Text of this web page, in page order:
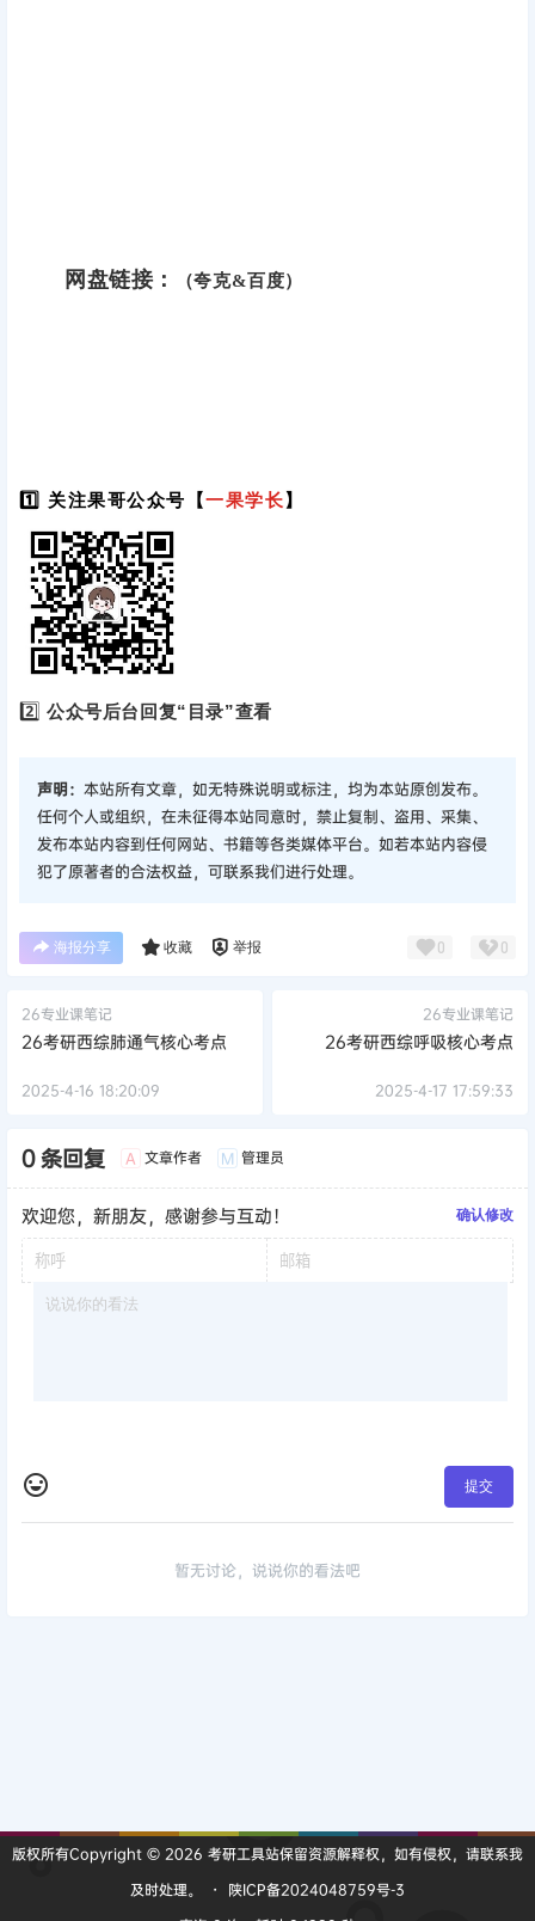
网盘链接： （夸克&百度）
1️⃣ 关注果哥公众号【一果学长】
2️⃣公众号后台回复“目录”查看
声明： 本站所有文章，如无特殊说明或标注，均为本站原创发布。
任何个人或组织，在未征得本站同意时，禁止复制、盗用、采集、
发布本站内容到任何网站、书籍等各类媒体平台。如若本站内容侵
犯了原著者的合法权益，可联系我们进行处理。
海报分享 收藏 举报 0 0
26专业课笔记
26考研西综肺通气核心考点
2025-4-16 18:20:09
26专业课笔记
26考研西综呼吸核心考点
2025-4-17 17:59:33
0 条回复 A 文章作者 M 管理员
欢迎您，新朋友，感谢参与互动！ 确认修改
提交
暂无讨论，说说你的看法吧
版权所有Copyright © 2026 考研工具站保留资源解释权，如有侵权，请联系我
及时处理。
・
陕ICP备2024048759号-3